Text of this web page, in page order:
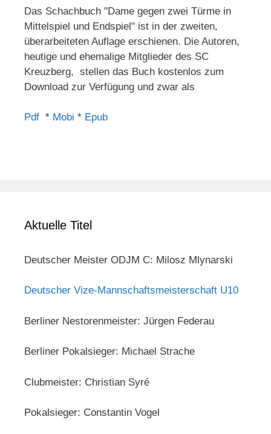
Das Schachbuch "Dame gegen zwei Türme in
Mittelspiel und Endspiel" ist in der zweiten,
überarbeiteten Auflage erschienen. Die Autoren,
heutige und ehemalige Mitglieder des SC
Kreuzberg, stellen das Buch kostenlos zum
Download zur Verfügung und zwar als
Pdf * Mobi * Epub
Aktuelle Titel
Deutscher Meister ODJM C: Milosz Mlynarski
Deutscher Vize-Mannschaftsmeisterschaft U10
Berliner Nestorenmeister: Jürgen Federau
Berliner Pokalsieger: Michael Strache
Clubmeister: Christian Syré
Pokalsieger: Constantin Vogel